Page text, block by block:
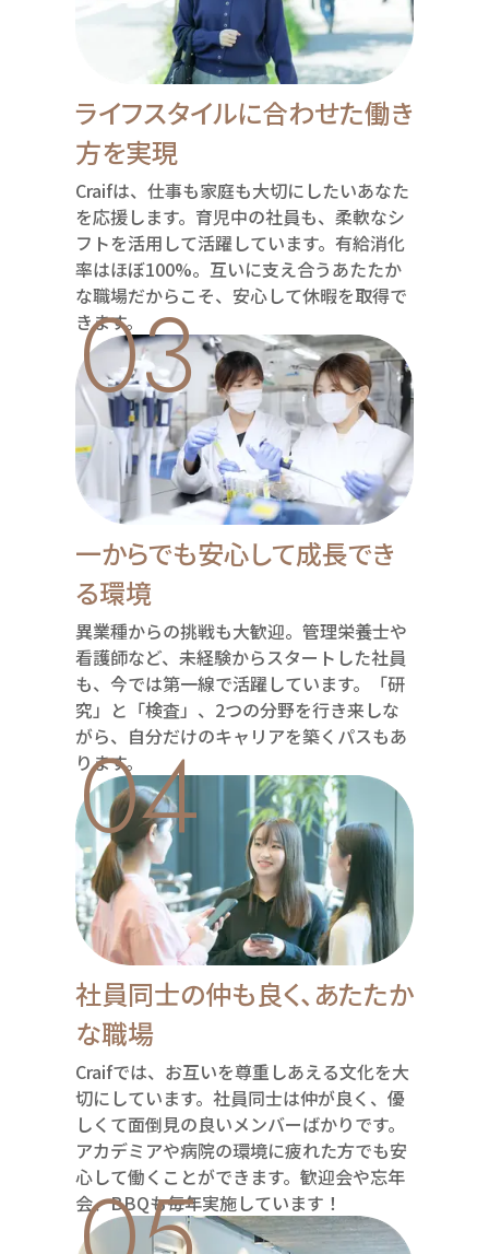
ライフスタイルに合わせた働き
方を実現
Craifは、仕事も家庭も大切にしたいあなた
を応援します。育児中の社員も、柔軟なシ
フトを活用して活躍しています。有給消化
率はほぼ100%。互いに支え合うあたたか
な職場だからこそ、安心して休暇を取得で
きます。
03
一からでも安心して成長でき
る環境
異業種からの挑戦も大歓迎。管理栄養士や
看護師など、未経験からスタートした社員
も、今では第一線で活躍しています。「研
究」と「検査」、2つの分野を行き来しな
がら、自分だけのキャリアを築くパスもあ
ります。
04
社員同士の仲も良く、あたたか
な職場
Craifでは、お互いを尊重しあえる文化を大
切にしています。社員同士は仲が良く、優
しくて面倒見の良いメンバーばかりです。
アカデミアや病院の環境に疲れた方でも安
心して働くことができます。歓迎会や忘年
会、BBQも毎年実施しています！